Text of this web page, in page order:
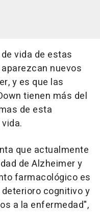
vida de estas
nuevos
y es que las
tienen más del
de esta
que actualmente
de Alzheimer y
farmacológico es
cognitivo y
a la enfermedad",